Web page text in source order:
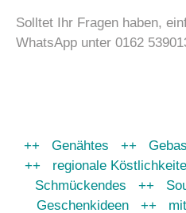
Solltet Ihr Fragen haben,
WhatsApp unter 0162
++ Genähtes ++
++ regionale
Schmückendes ++
Geschenkideen ++